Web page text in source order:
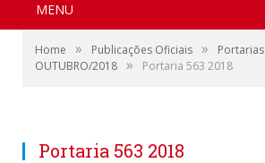
MENU
Home » Publicações Oficiais » Portarias
OUTUBRO/2018 » Portaria 563 2018
Portaria 563 2018